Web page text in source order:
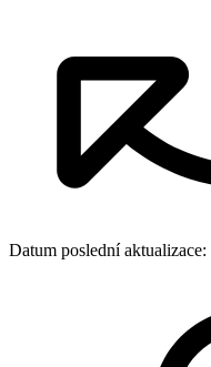
Datum poslední aktualizace: